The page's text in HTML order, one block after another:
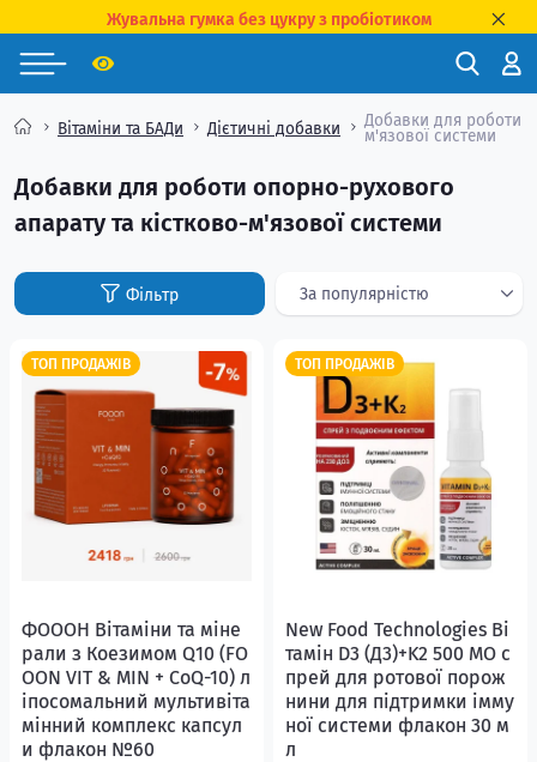
Жувальна гумка без цукру з пробіотиком
Вітаміни та БАДи Дієтичні добавки Добавки для роботи
м'язової системи
Добавки для роботи опорно-рухового
апарату та кістково-м'язової системи
ТОП ПРОДАЖІВ
ФОООН Вітаміни та міне
рали з Коезимом Q10 (FO
OON VIT & MIN + CoQ-10) л
іпосомальний мультивіта
мінний комплекс капсул
и флакон №60
ТОП ПРОДАЖІВ
New Food Technologies Ві
тамін D3 (Д3)+K2 500 МО с
прей для ротової порож
нини для підтримки імму
ної системи флакон 30 м
л